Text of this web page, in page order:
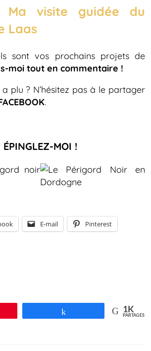
Ma visite guidée du
Laas
sont vos prochains projets de
moi tout en commentaire !
plu ? N’hésitez pas à le partager
.
ÉPINGLEZ-MOI !
E-mail Pinterest
1K
PARTAGES